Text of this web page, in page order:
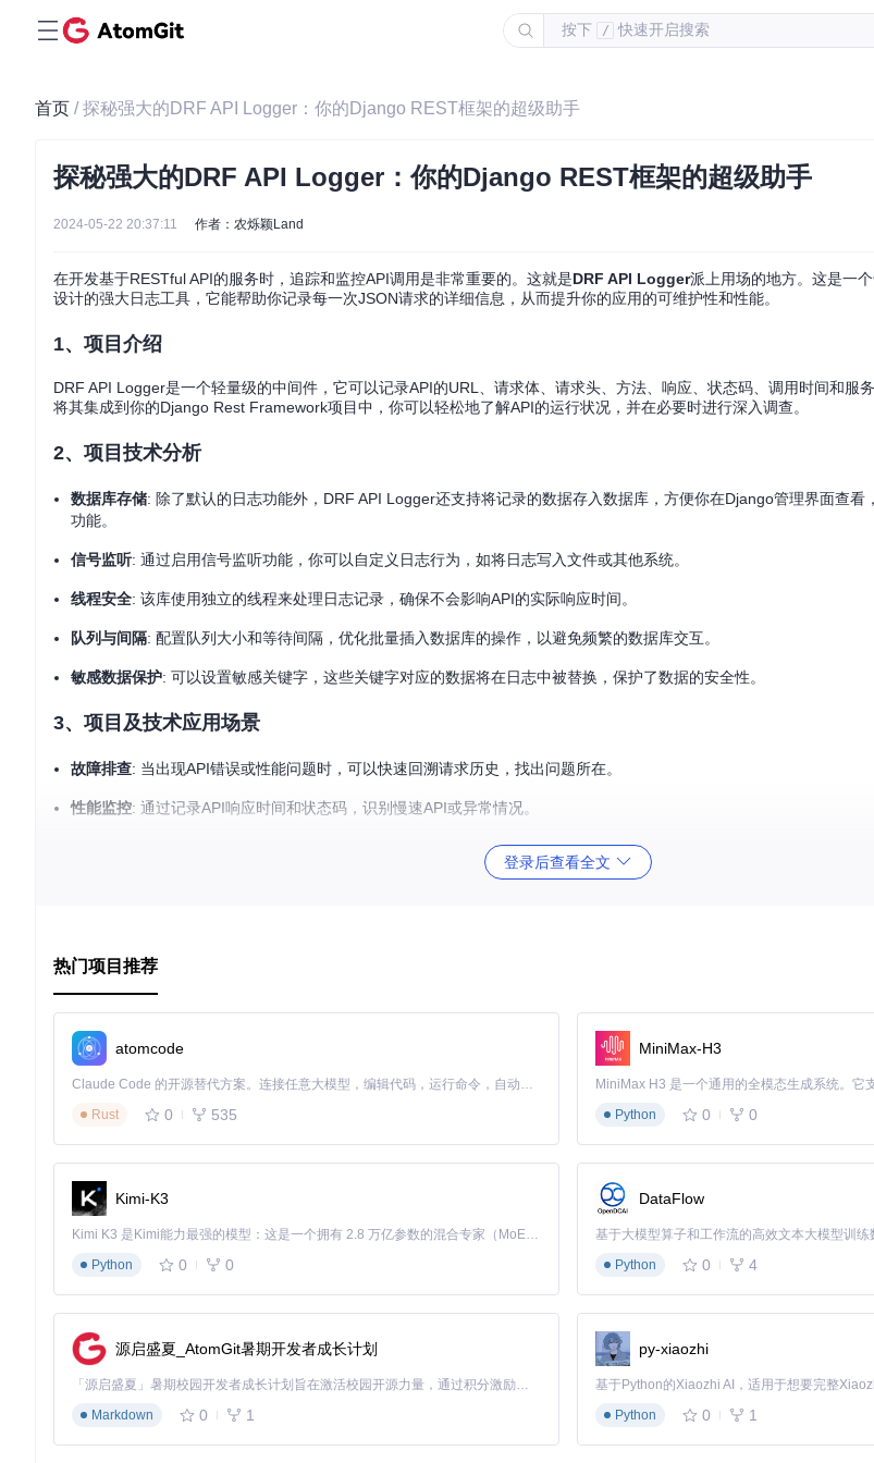
按下 / 快速开启搜索
首页 / 探秘强大的DRF API Logger：你的Django REST框架的超级助手
探秘强大的DRF API Logger：你的Django REST框架的超级助手
2024-05-22 20:37:11 作者：农烁颖Land
在开发基于RESTful API的服务时，追踪和监控API调用是非常重要的。这就是DRF API Logger派上用场的地方。这是一
设计的强大日志工具，它能帮助你记录每一次JSON请求的详细信息，从而提升你的应用的可维护性和性能。
1、项目介绍
DRF API Logger是一个轻量级的中间件，它可以记录API的URL、请求体、请求头、方法、响应、状态码、调用时间和服
将其集成到你的Django Rest Framework项目中，你可以轻松地了解API的运行状况，并在必要时进行深入调查。
2、项目技术分析
数据库存储: 除了默认的日志功能外，DRF API Logger还支持将记录的数据存入数据库，方便你在Django管理界面查看
功能。
信号监听: 通过启用信号监听功能，你可以自定义日志行为，如将日志写入文件或其他系统。
线程安全: 该库使用独立的线程来处理日志记录，确保不会影响API的实际响应时间。
队列与间隔: 配置队列大小和等待间隔，优化批量插入数据库的操作，以避免频繁的数据库交互。
敏感数据保护: 可以设置敏感关键字，这些关键字对应的数据将在日志中被替换，保护了数据的安全性。
3、项目及技术应用场景
故障排查: 当出现API错误或性能问题时，可以快速回溯请求历史，找出问题所在。
性能监控: 通过记录API响应时间和状态码，识别慢速API或异常情况。
灵活配置: 支持选择记录特定的HTTP方法和状态码，还可以设置阈值识别慢API。
时空转换: 根据需求，可以显示本地时区的API调用时间，也可以指定其他数据库用于日志存储。
隐私保护: 自动屏蔽密码、令牌等敏感信息。
: 提供信号监听，允许用户自定义日志处理逻辑。
登录后查看全文
热门项目推荐
atomcode
Claude Code 的开源替代方案。连接任意大模型，编辑代码，运行命令，自动验证 — 全自动执行。用 Rust 构建，极致性能。 ｜ An open-source alternative to Claude Code. Connect any LLM, edit code, run commands, and verify changes — autonomously. Built in Rust for speed. Get Started
Rust
0 535
MiniMax-H3
Python
0 0
Kimi-K3
Kimi K3 是Kimi能力最强的模型：这是一个拥有 2.8 万亿参数的混合专家（MoE）模型，具备原生视觉理解能力，并支持 100 万 token 的上下文窗口。
Python
0 0
DataFlow
基于大模型算子和工作流的高效文本大模型训练
Python
0 4
源启盛夏_AtomGit暑期开发者成长计划
「源启盛夏」暑期校园开发者成长计划旨在激活校园开源力量，通过积分激励、认证扶持、资源倾斜等形式，引导高校组织和开发者完成「入驻 — 建项目 — 做贡献 — 获认证 — 得资源」的完整闭环。无论你是想带领社团入驻平台的组织者，还是希望用代码贡献证明自己的开发者，都能在这里找到属于你的成长路径。
Markdown
0 1
py-xiaozhi
Python
0 1